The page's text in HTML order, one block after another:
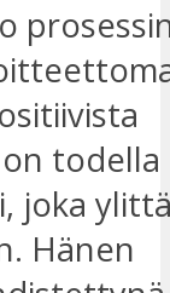
todella
joka
Hänen